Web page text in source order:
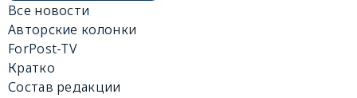
Все новости
Авторские колонки
ForPost-TV
Кратко
Состав редакции